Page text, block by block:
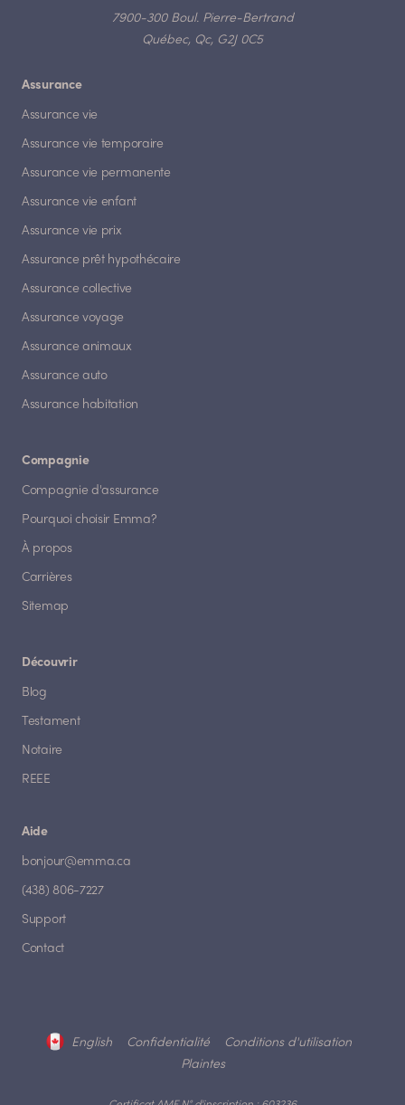
7900-300 Boul. Pierre-Bertrand
Québec, Qc, G2J 0C5
Assurance
Assurance vie
Assurance vie temporaire
Assurance vie permanente
Assurance vie enfant
Assurance vie prix
Assurance prêt hypothécaire
Assurance collective
Assurance voyage
Assurance animaux
Assurance auto
Assurance habitation
Compagnie
Compagnie d'assurance
Pourquoi choisir Emma?
À propos
Carrières
Sitemap
Découvrir
Blog
Testament
Notaire
REEE
Aide
bonjour@emma.ca
(438) 806-7227
Support
Contact
English Confidentialité
Conditions d'utilisation
Plaintes